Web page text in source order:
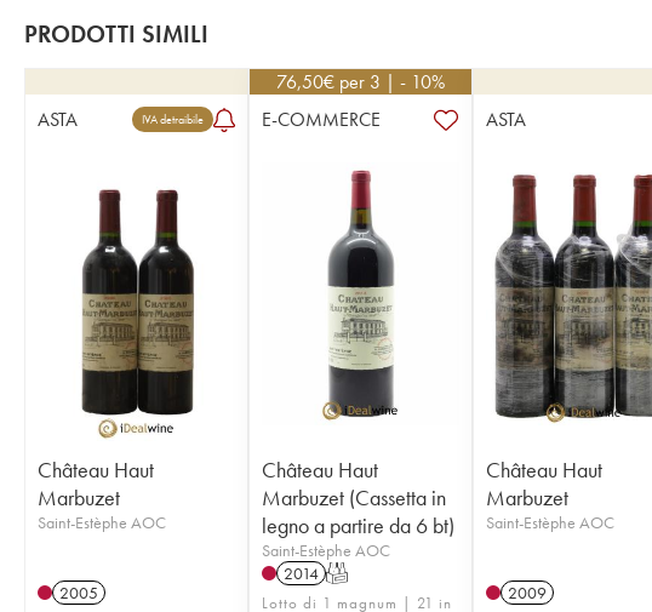
PRODOTTI SIMILI
ASTA IVA detraibile
Château Haut
Marbuzet
Saint-Estèphe AOC
2005
76,50€ per 3 | - 10%
E-COMMERCE
Château Haut
Marbuzet (Cassetta in
legno a partire da 6 bt)
Saint-Estèphe AOC
2014 T
Lotto di 1 magnum | 21 in
ASTA
Château Haut
Marbuzet
Saint-Estèphe AOC
2009